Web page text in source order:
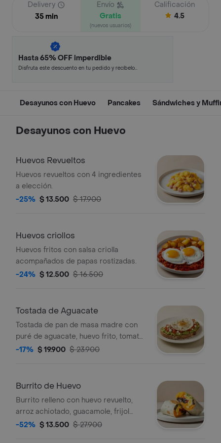
Delivery
35 min
Envío
Gratis
(nuevos usuarios)
Calificación
4.5
Hasta 65% OFF imperdible
Disfruta este descuento en tu pedido y recíbelo
Desayunos con Huevo Pancakes Sándwiches y
Desayunos con Huevo
Huevos Revueltos
Huevos revueltos con 4 ingredientes
a elección.
-25% $ 13.500 $ 17.900
Huevos criollos
Huevos fritos con salsa criolla
acompañados de papas rostizadas.
-24% $ 12.500 $ 16.500
Tostada de Aguacate
Tostada de pan de masa madre con
puré de aguacate, huevo frito, tomate
en cubos, quinoa crocante y queso
-17% $ 19.900 $ 23.900
Burrito de Huevo
Burrito relleno con huevo revuelto,
arroz achiotado, guacamole, frijol
negro, pico de gallo, queso y salsa
-52% $ 13.500 $ 27.900